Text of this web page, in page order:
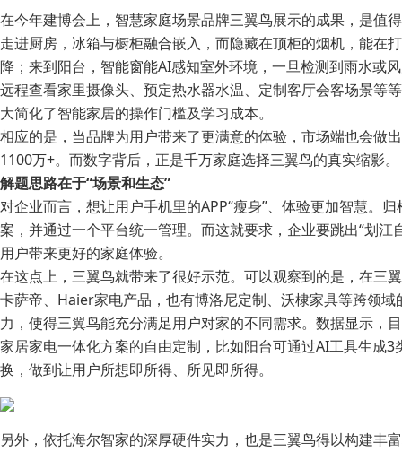
在今年建博会上，智慧家庭场景品牌三翼鸟展示的成果，是值
走进厨房，冰箱与橱柜融合嵌入，而隐藏在顶柜的烟机，能在
降；来到阳台，智能窗能AI感知室外环境，一旦检测到雨水或
远程查看家里摄像头、预定热水器水温、定制客厅会客场景等
大简化了智能家居的操作门槛及学习成本。
相应的是，当品牌为用户带来了更满意的体验，市场端也会做
1100万+。而数字背后，正是千万家庭选择三翼鸟的真实缩影。
解题思路在于“场景和生态”
对企业而言，想让用户手机里的APP“瘦身”、体验更加智慧。
案，并通过一个平台统一管理。而这就要求，企业要跳出“划
用户带来更好的家庭体验。
在这点上，三翼鸟就带来了很好示范。可以观察到的是，在三
卡萨帝、Haier家电产品，也有博洛尼定制、沃棣家具等跨领
力，使得三翼鸟能充分满足用户对家的不同需求。数据显示，
家居家电一体化方案的自由定制，比如阳台可通过AI工具生成
换，做到让用户所想即所得、所见即所得。
另外，依托海尔智家的深厚硬件实力，也是三翼鸟得以构建丰